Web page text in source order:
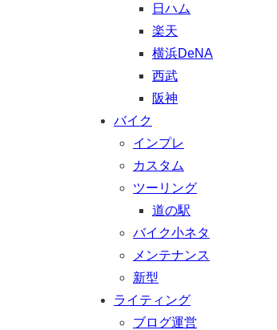
日ハム
楽天
横浜DeNA
西武
阪神
バイク
インプレ
カスタム
ツーリング
道の駅
バイク小ネタ
メンテナンス
新型
ライティング
ブログ運営